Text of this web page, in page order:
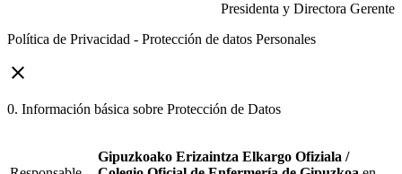
Presidenta y Directora Gerente
Política de Privacidad - Protección de datos Personales
close
0. Información básica sobre Protección de Datos
Gipuzkoako Erizaintza Elkargo Ofiziala /